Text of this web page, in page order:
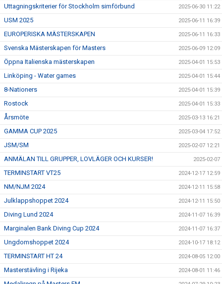
Uttagningskriterier för Stockholm simförbund 2025-06-30 11:22
USM 2025 2025-06-11 16:39
EUROPERISKA MÄSTERSKAPEN 2025-06-11 16:33
Svenska Mästerskapen för Masters 2025-06-09 12:09
Öppna Italienska mästerskapen 2025-04-01 15:53
Linköping - Water games 2025-04-01 15:44
8-Nationers 2025-04-01 15:39
Rostock 2025-04-01 15:33
Årsmöte 2025-03-13 16:21
GAMMA CUP 2025 2025-03-04 17:52
JSM/SM 2025-02-07 12:21
ANMÄLAN TILL GRUPPER, LOVLÄGER OCH KURSER! 2025-02-07
TERMINSTART VT25 2024-12-17 12:59
NM/NJM 2024 2024-12-11 15:58
Julklappshoppet 2024 2024-12-11 15:50
Diving Lund 2024 2024-11-07 16:39
Marginalen Bank Diving Cup 2024 2024-11-07 16:37
Ungdomshoppet 2024 2024-10-17 18:12
TERMINSTART HT 24 2024-08-05 12:00
Masterstävling i Rijeka 2024-08-01 11:46